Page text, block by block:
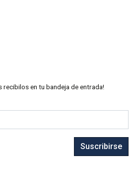
recibilos en tu bandeja de entrada!
Suscribirse